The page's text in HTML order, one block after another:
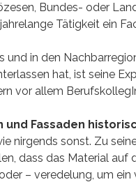
Bundes- oder
Tätigkeit ein
in den
hat, ist seine
vor allem
und Fassaden
nirgends sonst. Zu
dass das Material
– veredelung, um